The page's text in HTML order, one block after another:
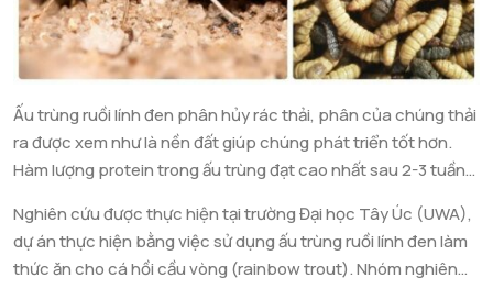
thực phẩm thải của ruồi lính đen là rất nhanh và hiệu quả.
Khoảng 50% lượng phế phẩm được chúng phân hủy trong
vòng 24h, qua đó cho thấy chúng có khả năng tiêu thụ một
lượng lớn phế phẩm khoảng 100-200 tấn mỗi ngày.
Ấu trùng ruồi lính đen phân hủy rác thải, phân của chúng thải
ra được xem như là nền đất giúp chúng phát triển tốt hơn.
Hàm lượng protein trong ấu trùng đạt cao nhất sau 2-3 tuần
đem lại lợi nhuận khổng lồ, vừa giúp giảm thiểu lượng chất thải
hữu cơ trong tự nhiên. Qua đó, giúp tạo ra nguồn protein bền
vững, đồng thời kiểm soát được chất thải ra môi trường.
Nghiên cứu được thực hiện tại trường Đại học Tây Úc (UWA),
dự án thực hiện bằng việc sử dụng ấu trùng ruồi lính đen làm
thức ăn cho cá hồi cầu vòng (rainbow trout). Nhóm nghiên